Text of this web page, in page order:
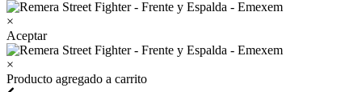
×
Aceptar
×
Producto agregado a carrito